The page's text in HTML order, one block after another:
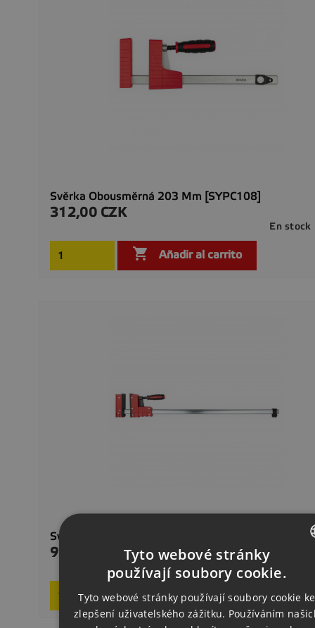
Svěrka Obousměrná 203 Mm [SYPC108]
Precio
312,00 CZK
En stock
 Añadir al carrito
Svěrka Obousměrná 810 Mm [SYPC232]
Precio
903,00 CZK
 Añadir al carrito ENGLISH
GERMAN
Tyto webové stránky
používají soubory cookie.
Tyto webové stránky používají soubory cookie ke
zlepšení uživatelského zážitku. Používáním